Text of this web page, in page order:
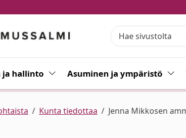
Siirry päävalikkoon
ja hallinto Vaihda alasvetovalikkoa
Asuminen ja ympäristö
Kunta tiedottaa Jenna Mikkosen